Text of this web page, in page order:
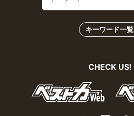
キーワード一覧
CHECK US!